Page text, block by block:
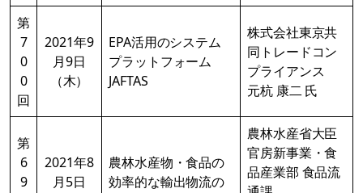
第
7
0
0
回
2021年9
月9日
（木）
EPA活用のシステム
プラットフォーム
JAFTAS
株式会社東京共
同トレードコン
プライアンス
元杭 康二 氏
第
6
9
2021年8
月5日
農林水産物・食品の
効率的な輸出物流の
農林水産省大臣
官房新事業・食
品産業部 食品流